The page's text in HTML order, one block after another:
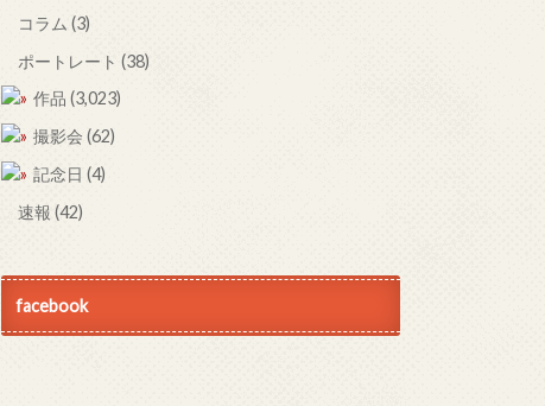
コラム (3)
ポートレート (38)
作品 (3,023)
撮影会 (62)
記念日 (4)
速報 (42)
facebook